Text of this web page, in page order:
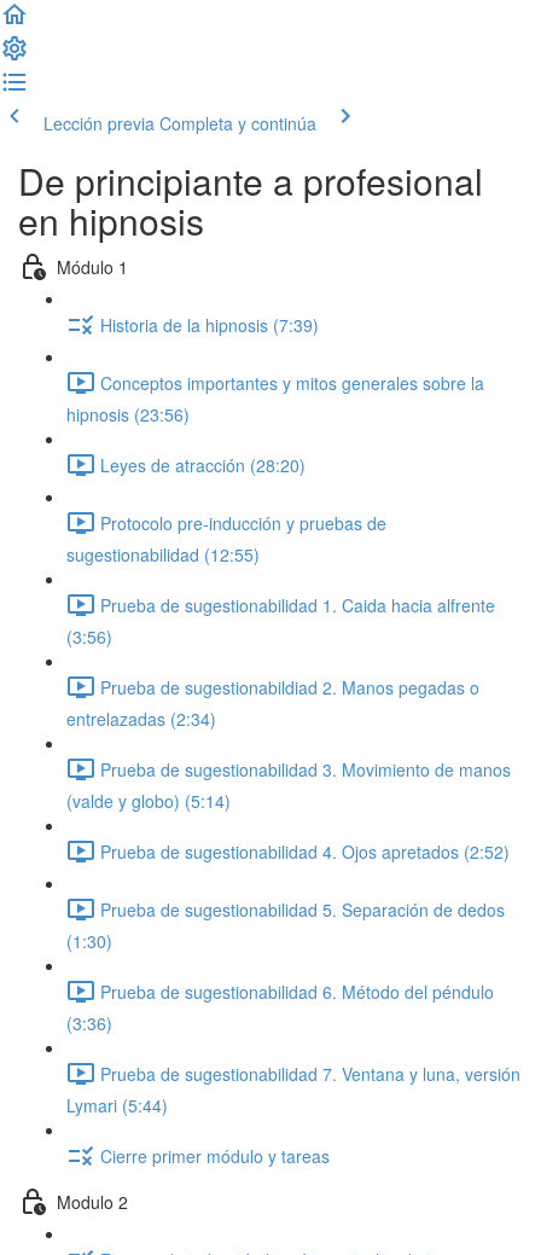
Lección previa Completa y continúa
De principiante a profesional
en hipnosis
Módulo 1
Historia de la hipnosis (7:39)
Conceptos importantes y mitos generales sobre la
hipnosis (23:56)
Leyes de atracción (28:20)
Protocolo pre-inducción y pruebas de
sugestionabilidad (12:55)
Prueba de sugestionabilidad 1. Caida hacia alfrente
(3:56)
Prueba de sugestionabildiad 2. Manos pegadas o
entrelazadas (2:34)
Prueba de sugestionabilidad 3. Movimiento de manos
(valde y globo) (5:14)
Prueba de sugestionabilidad 4. Ojos apretados (2:52)
Prueba de sugestionabilidad 5. Separación de dedos
(1:30)
Prueba de sugestionabilidad 6. Método del péndulo
(3:36)
Prueba de sugestionabilidad 7. Ventana y luna, versión
Lymari (5:44)
Cierre primer módulo y tareas
Modulo 2